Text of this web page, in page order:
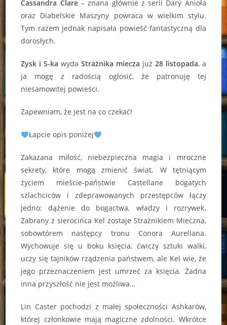
Cassandra Clare– znana głównie z serii Dary Anioła
oraz Diabelskie Maszyny powraca w wielkim stylu.
Tym razem jednak napisała powieść fantastyczną dla
dorosłych.
Zysk i S-ka wydaStrażnika miecza już 28 listopada, a
ja mogę z radością ogłosić, że patronuję tej
niesamowitej powieści.
Zapewniam, że jest na co czekać!
Łapcie opis poniżej
Zakazana miłość, niebezpieczna magia i mroczne
sekrety, które mogą zmienić świat. W tętniącym
życiem mieście-państwie Castellane bogatych
szlachciców i zdeprawowanych przestępców łączy
jedno: dążenie do bogactwa, władzy i rozrywek.
Zabrany z sierocińca Kel zostaje Strażnikiem Mieczna,
sobowtórem następcy tronu Conora Aureliana.
Wychowuje się u boku księcia, ćwiczy sztuki walki,
uczy się tajników rządzenia państwem, ale Kel wie, że
jego przeznaczeniem jest umrzeć za księcia. Żadna
inna przyszłość nie jest możliwa…
Lin Caster pochodzi z małej społeczności Ashkarów,
której członkowie mają magiczne zdolności. Wkrótce